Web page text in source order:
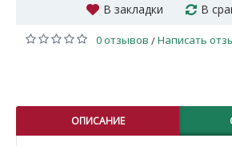
В закладки В
0 отзывов /Написать
ОПИСАНИЕ